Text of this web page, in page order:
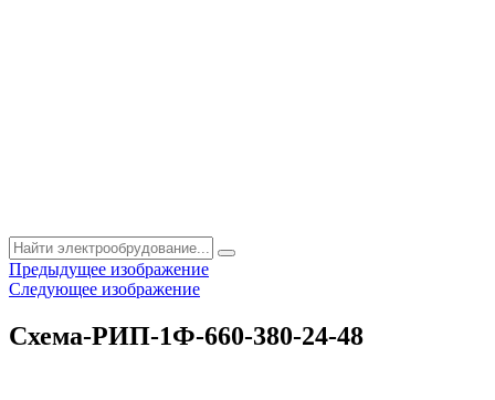
Предыдущее изображение
Следующее изображение
Схема-РИП-1Ф-660-380-24-48